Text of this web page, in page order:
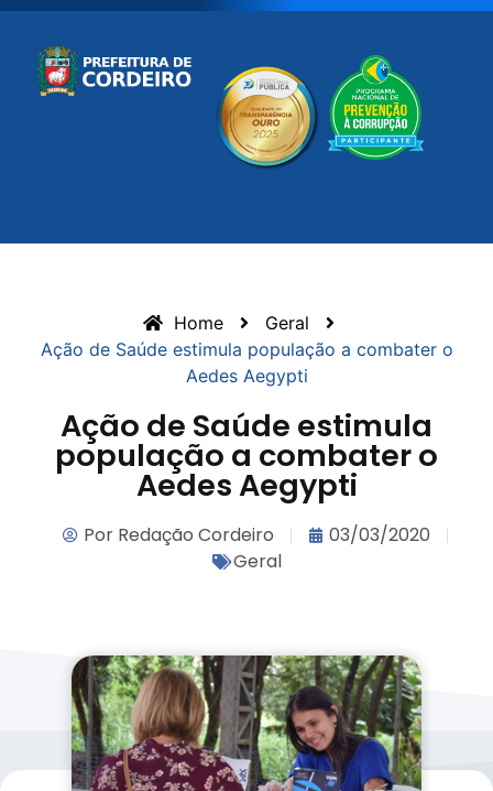
Home
Geral
Ação de Saúde estimula população a combater o
Aedes Aegypti
Ação de Saúde estimula
população a combater o
Aedes Aegypti
PorRedação Cordeiro
03/03/2020
Geral